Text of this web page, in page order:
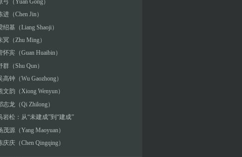
弓（Yuan Gong）
进（Chen Jin）
绍基（Liang Shaoji）
冥（Zhu Ming）
怀宾（Guan Huaibin）
群（Shu Qun）
高钟（Wu Gaozhong）
文韵（Xiong Wenyun）
志龙（Qi Zhilong）
岩松：从“未建成”到“建成”
茂源（Yang Maoyuan）
庆庆（Chen Qingqing）